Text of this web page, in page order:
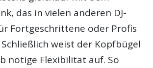
das in vielen anderen DJ-
Fortgeschrittene oder Profis
weist der Kopfbügel
nötige Flexibilität auf. So